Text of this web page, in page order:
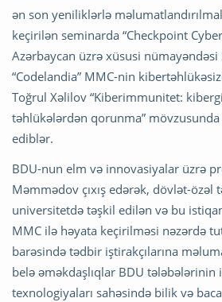
ən son yeniliklərlə
keçirilən seminarda “Checkpoint
Azərbaycan üzrə xüsusi nümayəndəsi
“Codelandia” MMC-nin
Toğrul Xəlilov “Kiberimmunitet:
təhlükələrdən qorunma” mövzusunda
ediblər.
BDU-nun elm və innovasiyalar üzrə
Məmmədov çıxış edərək, dövlət-özəl
universitetdə təşkil edilən və bu
MMC ilə həyata keçirilməsi nəzərdə
barəsində tədbir iştirakçılarına
belə əməkdaşlıqlar BDU tələbələrinin
texnologiyaları sahəsində bilik və